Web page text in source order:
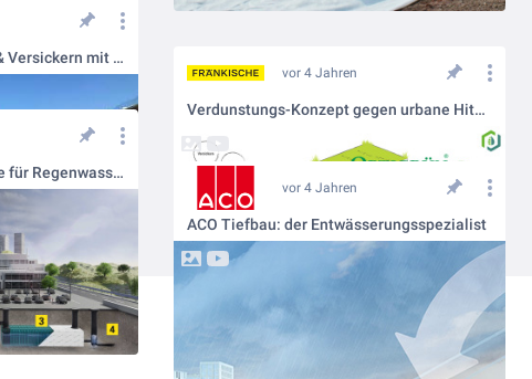
Aus der Praxis: Reinigen & Versickern mit SediPipe im Logistikpark
vor 4 Jahren
Verdunstungs-Konzept gegen urbane Hitzeinseln und Überflutungen
FRÄNKISCHE - der Experte für Regenwassermanagement
vor 4 Jahren
ACO Tiefbau: der Entwässerungsspezialist